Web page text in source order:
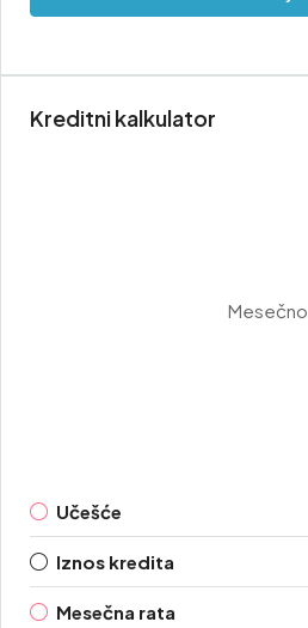
Kreditni kalkulator
Mesečno
Učešće
Iznos kredita
Mesečna rata